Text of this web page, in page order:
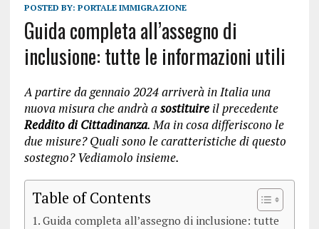
POSTED BY: PORTALE IMMIGRAZIONE
Guida completa all’assegno di
inclusione: tutte le informazioni utili
A partire da gennaio 2024 arriverà in Italia una
nuova misura che andrà asostituireil precedente
Reddito di Cittadinanza. Ma in cosa differiscono le
due misure? Quali sono le caratteristiche di questo
sostegno? Vediamolo insieme.
Table of Contents
Guida completa all’assegno di inclusione: tutte